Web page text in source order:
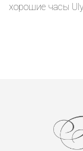
хорошие часы